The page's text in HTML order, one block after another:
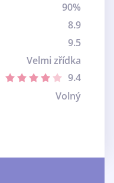
90%
8.9
9.5
Velmi zřídka
9.4
Volný